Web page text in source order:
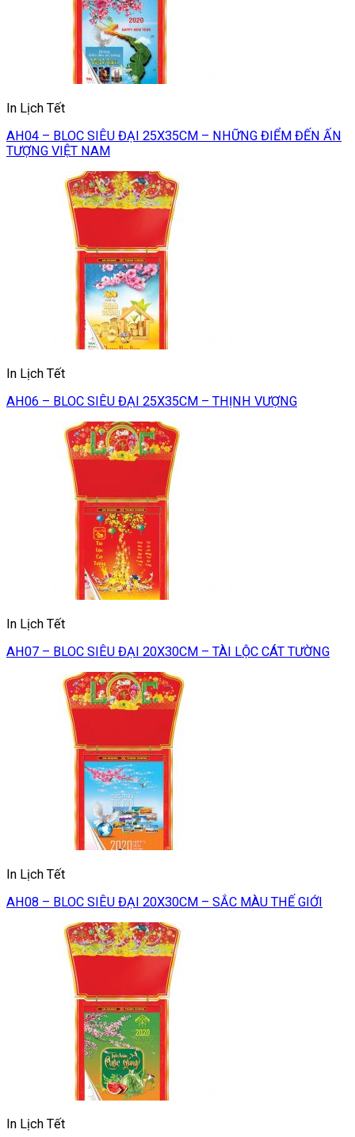
In Lịch Tết
AH04 – BLOC SIÊU ĐẠI 25X35CM – NHỮNG ĐIỂM ĐẾN ẤN
TƯỢNG VIỆT NAM
In Lịch Tết
AH06 – BLOC SIÊU ĐẠI 25X35CM – THỊNH VƯỢNG
In Lịch Tết
AH07 – BLOC SIÊU ĐẠI 20X30CM – TÀI LỘC CÁT TƯỜNG
In Lịch Tết
AH08 – BLOC SIÊU ĐẠI 20X30CM – SẮC MÀU THẾ GIỚI
In Lịch Tết